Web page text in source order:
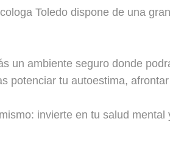
Toledo dispone de una
un ambiente seguro donde
potenciar tu autoestima,
invierte en tu salud